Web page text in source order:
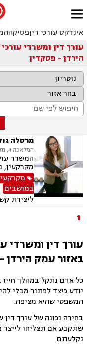

אינדקס עורכי דיןפסיקה
עורך דין ומשרדי עורכי
הירדן - פסקדין
מרסלה
המלאכה 4, נתניה
המשרד
מקרקעין,
ישראל,
בינוי,
מתמשך,
במושבים
ליצירת
1
עורך דין ומשרדי
באזור עמק הירדן
כל אדם נתקל במהלך חייו
יודע כיצד לפתור מבלי
המשפטי שהיא מציפה.
בחירה נכונה של עורך
שתקבע אם תצליחו לייצר
נקלעתם.